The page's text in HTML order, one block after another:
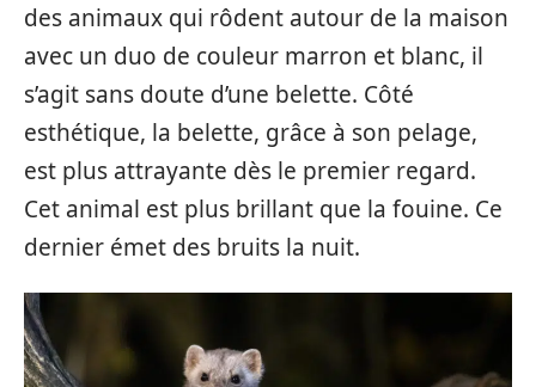
des animaux qui rôdent autour de la maison
avec un duo de couleur marron et blanc, il
s’agit sans doute d’une belette. Côté
esthétique, la belette, grâce à son pelage,
est plus attrayante dès le premier regard.
Cet animal est plus brillant que la fouine. Ce
dernier émet des bruits la nuit.